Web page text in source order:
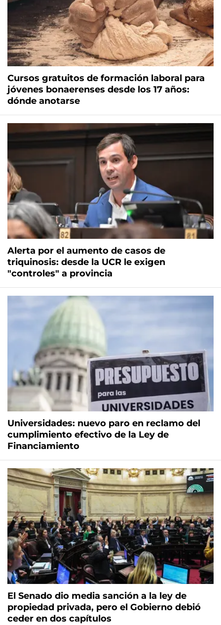
Cursos gratuitos de formación laboral para
jóvenes bonaerenses desde los 17 años:
dónde anotarse
Alerta por el aumento de casos de
triquinosis: desde la UCR le exigen
"controles" a provincia
Universidades: nuevo paro en reclamo del
cumplimiento efectivo de la Ley de
Financiamiento
El Senado dio media sanción a la ley de
propiedad privada, pero el Gobierno debió
ceder en dos capítulos